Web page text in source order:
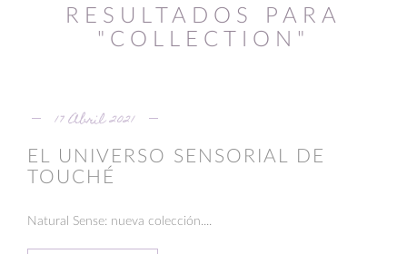
RESULTADOS PARA
"COLLECTION"
17 Abril 2021
EL UNIVERSO SENSORIAL DE
TOUCHÉ
Natural Sense: nueva colección....